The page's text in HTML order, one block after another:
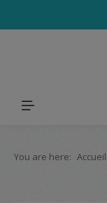
You are here: Accueil